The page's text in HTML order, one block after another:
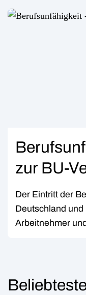
zur BU-
Der Eintritt der
Deutschland
Arbeitnehmer